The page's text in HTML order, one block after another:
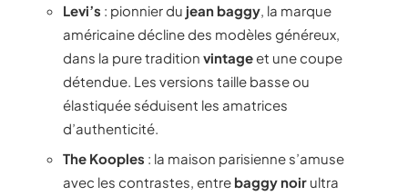
Levi’s : pionnier du jean baggy , la marque
américaine décline des modèles généreux,
dans la pure tradition vintageet une coupe
détendue. Les versions taille basse ou
élastiquée séduisent les amatrices
d’authenticité.
The Kooples : la maison parisienne s’amuse
avec les contrastes, entre baggy noir ultra